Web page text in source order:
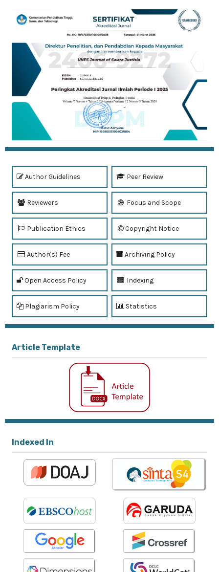
Author Guidelines Peer Review
Reviewers Focus and Scope
Publication Ethics Copyright Notice
Author(s) Fee Archiving Policy
Open Access Policy Indexing
Plagiarism Policy Statistics
Article Template
Indexed In